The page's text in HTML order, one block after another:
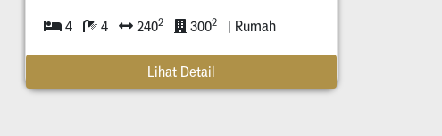
4 4 2402 3002 | Rumah
Lihat Detail